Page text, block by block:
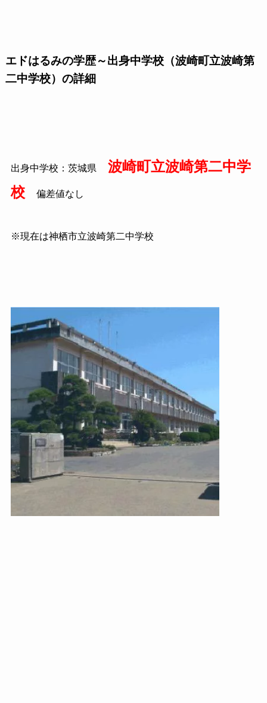
エドはるみの学歴～出身中学校（波崎町立波崎第
二中学校）の詳細
出身中学校：茨城県
波崎町立波崎第二中学
校
偏差値なし
※現在は神栖市立波崎第二中学校